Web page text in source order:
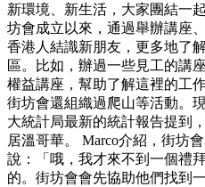
新環境、新生活，大家團結一
坊會成立以來，通過舉辦講座
香港人結識新朋友，更多地了
區。比如，辦過一些見工的講
權益講座，幫助了解這裡的工
街坊會還組織過爬山等活動。
大統計局最新的統計報告提到
居溫哥華。 Marco介紹，街坊
說：「哦，我才來不到一個禮
的。街坊會會先協助他們找到